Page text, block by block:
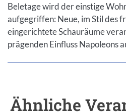
Beletage wird der einstige
aufgegriffen: Neue, im Stil des
eingerichtete Schauräume
prägenden Einfluss Napoleons
Ähnliche